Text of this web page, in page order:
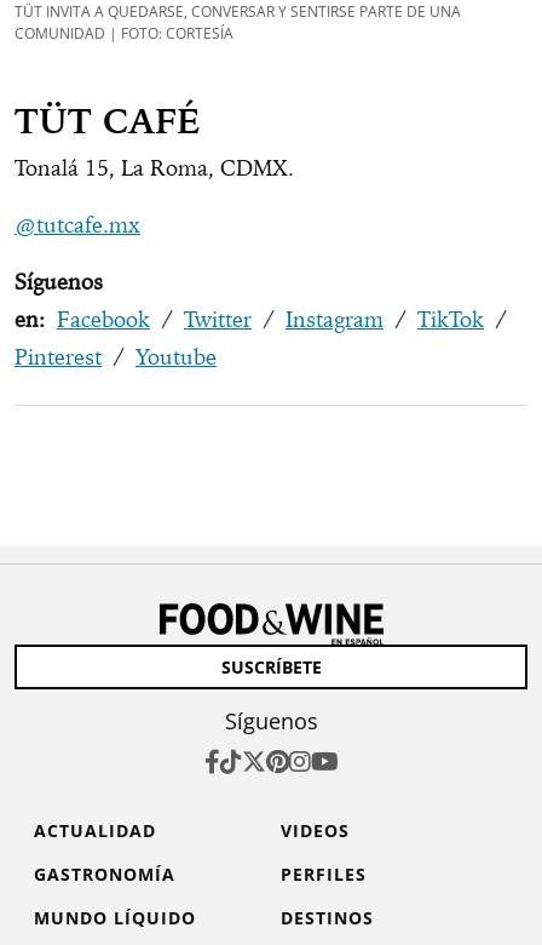
TÜT INVITA A QUEDARSE, CONVERSAR Y SENTIRSE PARTE DE UNA
COMUNIDAD | FOTO: CORTESÍA
TÜT CAFÉ
Tonalá 15, La Roma, CDMX.
@tutcafe.mx
Síguenos
en: Facebook / Twitter / Instagram / TikTok /
Pinterest / Youtube
SUSCRÍBETE
Síguenos
ACTUALIDAD
VIDEOS
GASTRONOMÍA
PERFILES
MUNDO LÍQUIDO
DESTINOS